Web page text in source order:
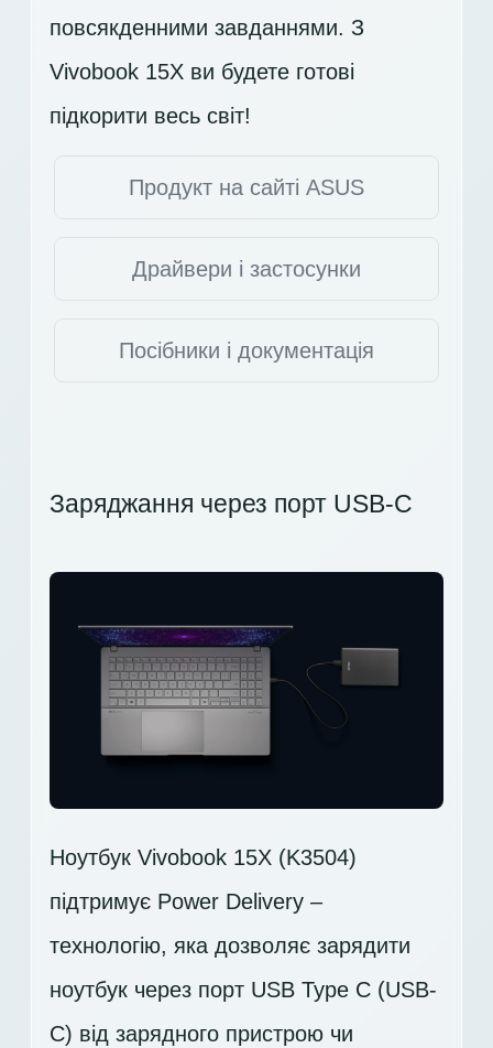
повсякденними завданнями. З
Vivobook 15X ви будете готові
підкорити весь світ!
Продукт на сайті ASUS
Драйвери і застосунки
Посібники і документація
Заряджання через порт USB-C
Ноутбук Vivobook 15X (K3504)
підтримує Power Delivery –
технологію, яка дозволяє зарядити
ноутбук через порт USB Type C (USB-
C) від зарядного пристрою чи